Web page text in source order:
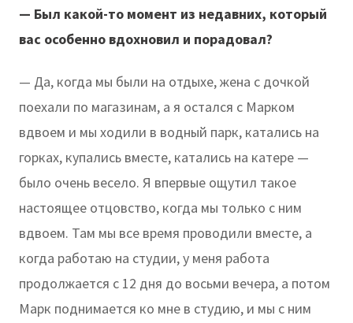
— Был какой-то момент из недавних, который
вас особенно вдохновил и порадовал?
— Да, когда мы были на отдыхе, жена с дочкой
поехали по магазинам, а я остался с Марком
вдвоем и мы ходили в водный парк, катались на
горках, купались вместе, катались на катере —
было очень весело. Я впервые ощутил такое
настоящее отцовство, когда мы только с ним
вдвоем. Там мы все время проводили вместе, а
когда работаю на студии, у меня работа
продолжается с 12 дня до восьми вечера, а потом
Марк поднимается ко мне в студию, и мы с ним